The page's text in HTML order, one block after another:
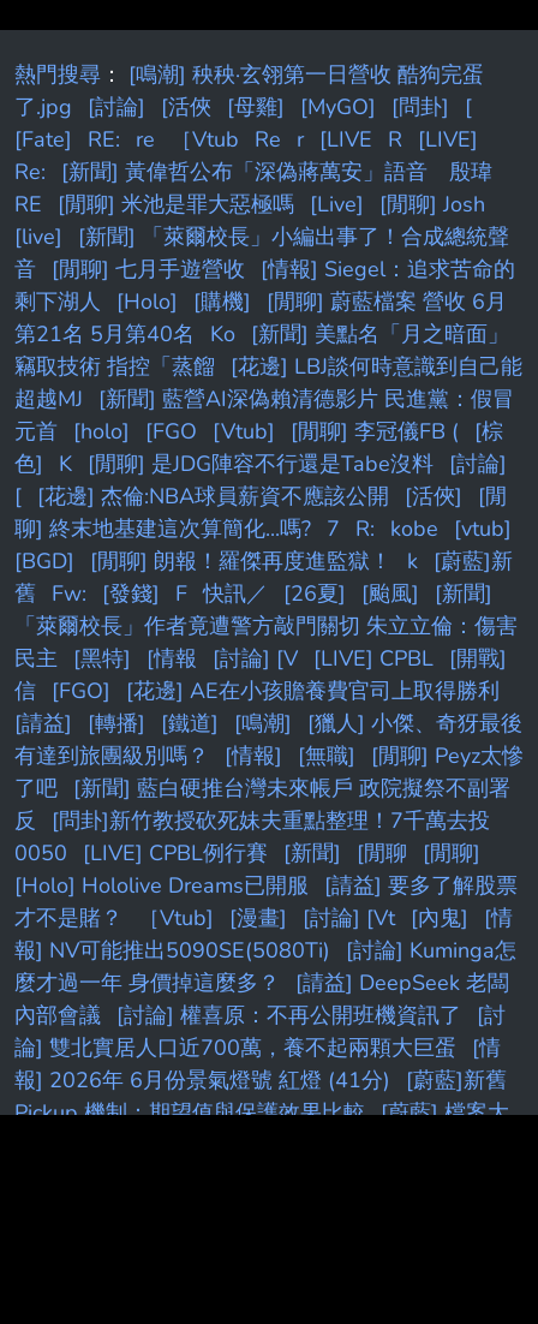
脈也不為過 結果這個專業有夠不值錢欸 說真的
與其要花高薪養一堆沒表現的冗員在二軍 還不
如把那些好幾十萬隨便挪一點給後勤團隊的大家
球團那麼有錢結果對非球員員工這麼摳
熱門搜尋 ： [鳴潮] 秧秧·玄翎第一日營收 酷狗完蛋
了.jpg
[討論] [活俠 [母雞] [MyGO] [問卦]
[
[Fate]
RE: re ［Vtub Re r [LIVE R
[LIVE]
Re:
[新聞] 黃偉哲公布「深偽蔣萬安」語音 殷瑋
RE
[閒聊] 米池是罪大惡極嗎 [Live]
[閒聊] Josh
[live]
[新聞] 「萊爾校長」小編出事了！合成總統聲
音
[閒聊] 七月手遊營收
[情報] Siegel：追求苦命的
剩下湖人
[Holo] [購機]
[閒聊] 蔚藍檔案 營收 6月
第21名 5月第40名
Ko
[新聞] 美點名「月之暗面」
竊取技術 指控「蒸餾
[花邊] LBJ談何時意識到自己能
超越MJ
[新聞] 藍營AI深偽賴清德影片 民進黨：假冒
元首
[holo] [FGO [Vtub] [閒聊] 李冠儀FB (
[棕
色]
K [閒聊] 是JDG陣容不行還是Tabe沒料
[討論]
[
[花邊] 杰倫:NBA球員薪資不應該公開 [活俠]
[閒
聊] 終末地基建這次算簡化...嗎? 7 R: kobe
[vtub]
[BGD]
[閒聊] 朗報！羅傑再度進監獄！ k
[蔚藍]新
舊 Fw: [發錢] F 快訊／ [26夏] [颱風]
[新聞]
「萊爾校長」作者竟遭警方敲門關切 朱立立倫：傷害
民主
[黑特] [情報 [討論] [V [LIVE] CPBL
[開戰]
信
[FGO]
[花邊] AE在小孩贍養費官司上取得勝利
[請益]
[轉播] [鐵道] [鳴潮]
[獵人] 小傑、奇犽最後
有達到旅團級別嗎？
[情報] [無職]
[閒聊] Peyz太慘
了吧
[新聞] 藍白硬推台灣未來帳戶 政院擬祭不副署
反
[問卦]新竹教授砍死妹夫重點整理！7千萬去投
0050
[LIVE] CPBL例行賽 [新聞] [閒聊
[閒聊]
[Holo] Hololive Dreams已開服
[請益] 要多了解股票
才不是賭？
［Vtub] [漫畫] [討論] [Vt [內鬼]
[情
報] NV可能推出5090SE(5080Ti)
[討論] Kuminga怎
麼才過一年 身價掉這麼多？
[請益] DeepSeek 老闆
內部會議
[討論] 權喜原：不再公開班機資訊了
[討
論] 雙北實居人口近700萬，養不起兩顆大巨蛋
[情
報] 2026年 6月份景氣燈號 紅燈 (41分)
[蔚藍]新舊
Pickup 機制：期望值與保護效果比較 [蔚藍] 檔案大